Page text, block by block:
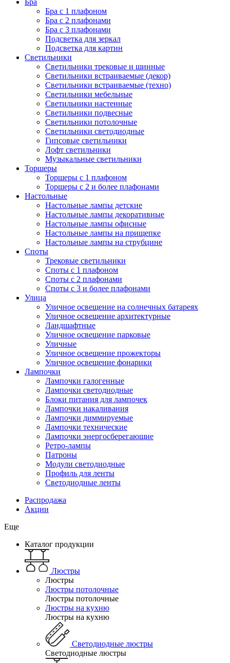
Бра
Бра с 1 плафоном
Бра с 2 плафонами
Бра с 3 плафонами
Подсветка для зеркал
Подсветка для картин
Светильники
Светильники трековые и шинные
Светильники встраиваемые (декор)
Светильники встраиваемые (техно)
Светильники мебельные
Светильники настенные
Светильники подвесные
Светильники потолочные
Светильники светодиодные
Гипсовые светильники
Лофт светильники
Музыкальные светильники
Торшеры
Торшеры с 1 плафоном
Торшеры с 2 и более плафонами
Настольные
Настольные лампы детские
Настольные лампы декоративные
Настольные лампы офисные
Настольные лампы на прищепке
Настольные лампы на струбцине
Споты
Трековые светильники
Споты с 1 плафоном
Споты с 2 плафонами
Споты с 3 и более плафонами
Улица
Уличное освещение на солнечных батареях
Уличное освещение архитектурные
Ландшафтные
Уличное освещение парковые
Уличные
Уличное освещение прожекторы
Уличное освещение фонарики
Лампочки
Лампочки галогенные
Лампочки светодиодные
Блоки питания для лампочек
Лампочки накаливания
Лампочки диммируемые
Лампочки технические
Лампочки энергосберегающие
Ретро-лампы
Патроны
Модули светодиодные
Профиль для ленты
Светодиодные ленты
Распродажа
Акции
Еще
Каталог продукции
Люстры
Люстры
Люстры потолочные
Люстры потолочные
Люстры на кухню
Люстры на кухню
Светодиодные люстры
Светодиодные люстры